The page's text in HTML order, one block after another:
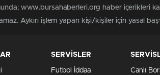
www.bursahaberleri.org haber içerikleri
Aykırı işlem yapan kişi/kişiler için yasal
SERVİSLER
Futbol İddaa Canlı